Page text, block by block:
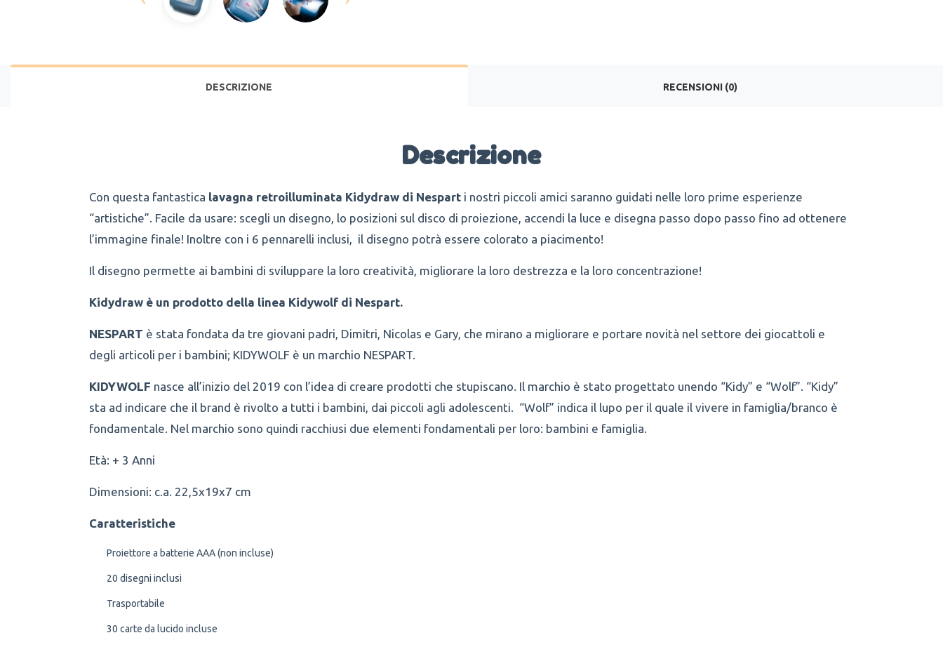
DESCRIZIONE RECENSIONI (0)
Descrizione
Con questa fantastica lavagna retroilluminata Kidydraw di Nesparti nostri piccoli amici saranno guidati nelle loro prime esperienze
“artistiche”. Facile da usare: scegli un disegno, lo posizioni sul disco di proiezione, accendi la luce e disegna passo dopo passo fino ad ottenere
l’immagine finale! Inoltre con i 6 pennarelli inclusi, il disegno potrà essere colorato a piacimento!
Il disegno permette ai bambini di sviluppare la loro creatività, migliorare la loro destrezza e la loro concentrazione!
Kidydraw è un prodotto della linea Kidywolf di Nespart.
NESPART è stata fondata da tre giovani padri, Dimitri, Nicolas e Gary, che mirano a migliorare e portare novità nel settore dei giocattoli e
degli articoli per i bambini; KIDYWOLF è un marchio NESPART.
KIDYWOLF nasce all’inizio del 2019 con l’idea di creare prodotti che stupiscano. Il marchio è stato progettato unendo “Kidy” e “Wolf”. “Kidy”
sta ad indicare che il brand è rivolto a tutti i bambini, dai piccoli agli adolescenti. “Wolf” indica il lupo per il quale il vivere in famiglia/branco è
fondamentale. Nel marchio sono quindi racchiusi due elementi fondamentali per loro: bambini e famiglia.
Età: + 3 Anni
Dimensioni: c.a. 22,5x19x7 cm
Caratteristiche
Proiettore a batterie AAA (non incluse)
20 disegni inclusi
Trasportabile
30 carte da lucido incluse